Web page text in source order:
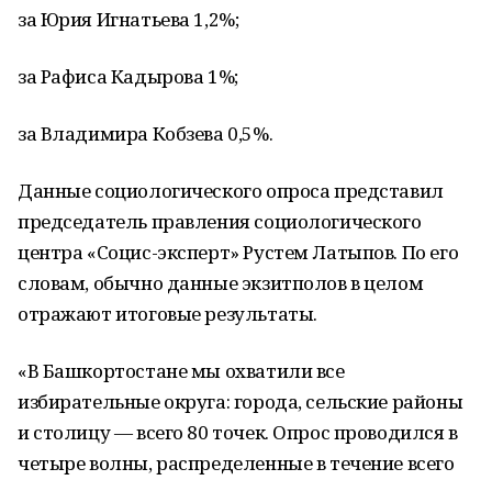
за Юрия Игнатьева 1,2%;
за Рафиса Кадырова 1%;
за Владимира Кобзева 0,5%.
Данные социологического опроса представил
председатель правления социологического
центра «Социс-эксперт» Рустем Латыпов. По его
словам, обычно данные экзитполов в целом
отражают итоговые результаты.
«В Башкортостане мы охватили все
избирательные округа: города, сельские районы
и столицу — всего 80 точек. Опрос проводился в
четыре волны, распределенные в течение всего